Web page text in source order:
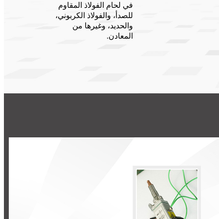
في لحام الفولاذ المقاوم
للصدأ، والفولاذ الكربوني،
والحديد، وغيرها من
المعادن.